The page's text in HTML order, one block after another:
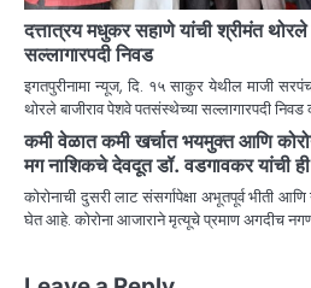
दत्तात्रय मधुकर सहाणे यांची श्रीमंत
सल्लागारपदी निवड
इगतपुरीनामा न्यूज, दि. १५ साकुर येथील माजी
थोरले बाजीराव पेशवे पतसंस्थेच्या सल्लागारपदी
कमी वेळात कमी खर्चात भयमुक्त आणि
मग नाशिकचे देवदूत डॉ. वडगावकर यांची ही
कोरोनाची दुसरी लाट संसर्गापेक्षा अभूतपूर्व भीती
घेत आहे. कोरोना आजाराने मृत्यूचे प्रमाण अगदीच